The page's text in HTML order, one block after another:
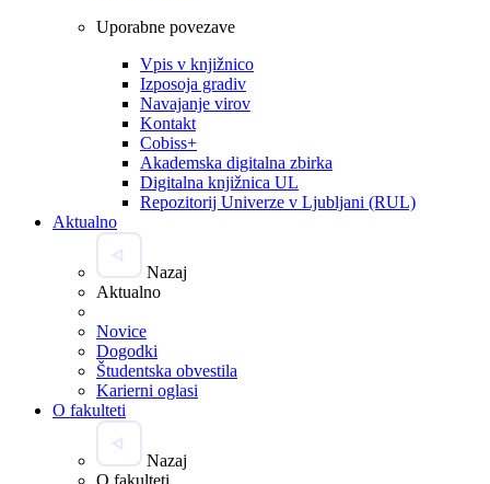
Uporabne povezave
Vpis v knjižnico
Izposoja gradiv
Navajanje virov
Kontakt
Cobiss+
Akademska digitalna zbirka
Digitalna knjižnica UL
Repozitorij Univerze v Ljubljani (RUL)
Aktualno
Nazaj
Aktualno
Novice
Dogodki
Študentska obvestila
Karierni oglasi
O fakulteti
Nazaj
O fakulteti